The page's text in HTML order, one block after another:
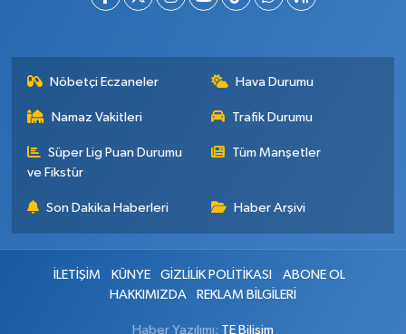
Nöbetçi Eczaneler Hava Durumu
Namaz Vakitleri Trafik Durumu
Süper Lig Puan Durumu
ve Fikstür
Tüm Manşetler
Son Dakika Haberleri Haber Arşivi
İLETİŞİM KÜNYE GİZLİLİK POLİTİKASI
ABONE OL
HAKKIMIZDA
REKLAM BİLGİLERİ
Haber Yazılımı: TE Bilişim